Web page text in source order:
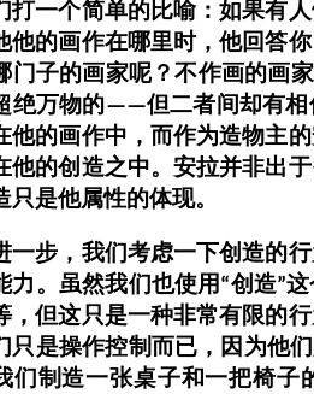
打一个简单的比喻：如果有
他的画作在哪里时，他回答
门子的画家呢？不作画的画
绝万物的——但二者间却有相
他的画作中，而作为造物主
他的创造之中。安拉并非出
只是他属性的体现。
一步，我们考虑一下创造的
力。虽然我们也使用“创造”
，但这只是一种非常有限的
只是操作控制而已，因为他
们制造一张桌子和一把椅子